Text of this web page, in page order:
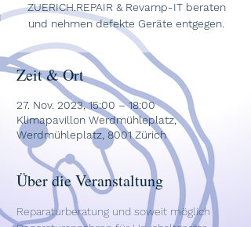
ZUERICH.REPAIR & Revamp-IT beraten
und nehmen defekte Geräte entgegen.
Zeit & Ort
27. Nov. 2023, 15:00 – 18:00
Klimapavillon Werdmühleplatz,
Werdmühleplatz, 8001 Zürich
Über die Veranstaltung
Reparaturberatung und soweit möglich